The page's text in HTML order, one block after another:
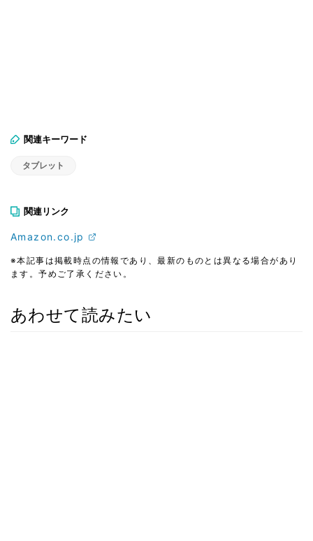
関連キーワード
タブレット
関連リンク
Amazon.co.jp
※本記事は掲載時点の情報であり、最新のものとは異なる場合があり
ます。予めご了承ください。
あわせて読みたい